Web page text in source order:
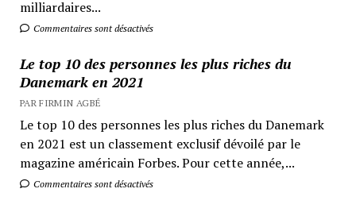
milliardaires...
Commentaires sont désactivés
Le top 10 des personnes les plus riches du
Danemark en 2021
PAR FIRMIN AGBÉ
Le top 10 des personnes les plus riches du Danemark
en 2021 est un classement exclusif dévoilé par le
magazine américain Forbes. Pour cette année,...
Commentaires sont désactivés